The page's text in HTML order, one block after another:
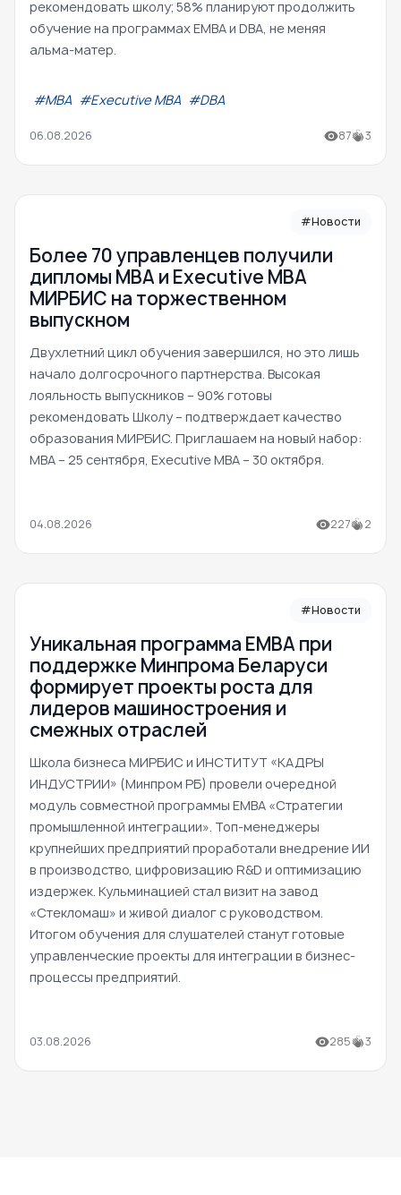
рекомендовать школу; 58% планируют продолжить
обучение на программах EMBA и DBA, не меняя
альма-матер.
#МВА #Executive MBA #DBA
06.08.2026 87 3
#Новости
Более 70 управленцев получили
дипломы MBA и Executive MBA
МИРБИС на торжественном
выпускном
Двухлетний цикл обучения завершился, но это лишь
начало долгосрочного партнерства. Высокая
лояльность выпускников – 90% готовы
рекомендовать Школу – подтверждает качество
образования МИРБИС. Приглашаем на новый набор:
MBA – 25 сентября, Executive MBA – 30 октября.
04.08.2026 227 2
#Новости
Уникальная программа ЕМВА при
поддержке Минпрома Беларуси
формирует проекты роста для
лидеров машиностроения и
смежных отраслей
Школа бизнеса МИРБИС и ИНСТИТУТ «КАДРЫ
ИНДУСТРИИ» (Минпром РБ) провели очередной
модуль совместной программы EMBA «Стратегии
промышленной интеграции». Топ-менеджеры
крупнейших предприятий проработали внедрение ИИ
в производство, цифровизацию R&D и оптимизацию
издержек. Кульминацией стал визит на завод
«Стекломаш» и живой диалог с руководством.
Итогом обучения для слушателей станут готовые
управленческие проекты для интеграции в бизнес-
процессы предприятий.
03.08.2026 285 3